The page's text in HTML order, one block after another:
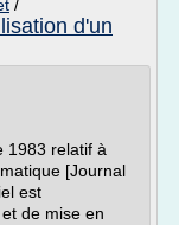
/
d'un
1983 relatif à
[Journal
est
de mise en